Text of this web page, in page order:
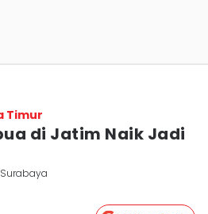
Timur
di Jatim Naik Jadi